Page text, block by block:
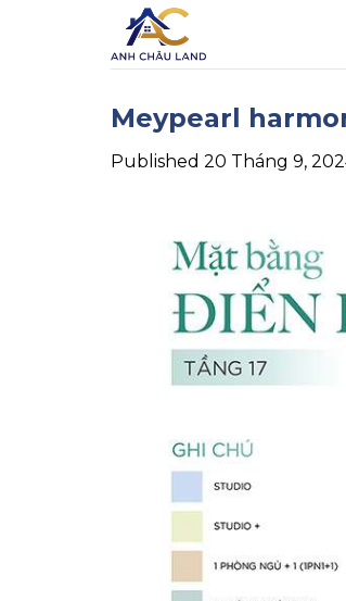
Meypearl
Published 20 Tháng 9,